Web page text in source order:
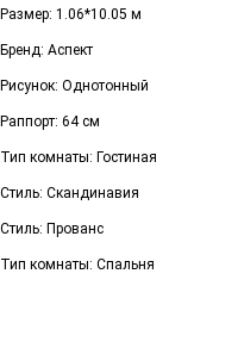
Размер: 1.06*10.05 м
Бренд: Аспект
Рисунок: Однотонный
Раппорт: 64 см
Тип комнаты: Гостиная
Стиль: Скандинавия
Стиль: Прованс
Тип комнаты: Спальня